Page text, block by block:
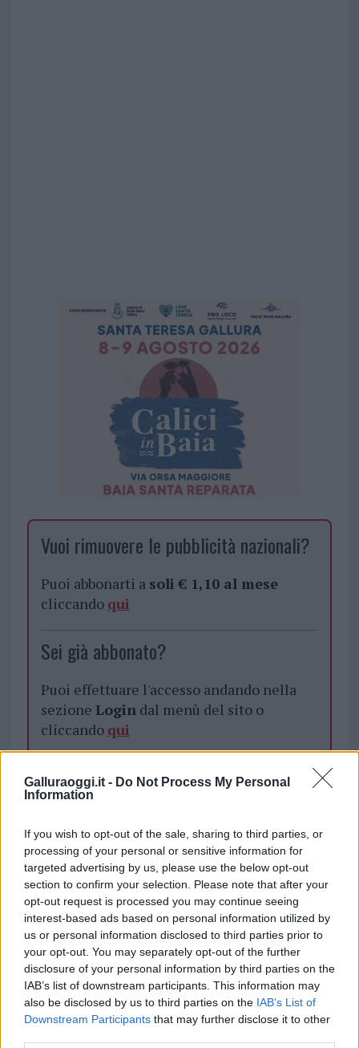
Galluraoggi.it - Do Not Process My Personal
Information
If you wish to opt-out of the sale, sharing to third parties, or
processing of your personal or sensitive information for
targeted advertising by us, please use the below opt-out
section to confirm your selection. Please note that after your
opt-out request is processed you may continue seeing
interest-based ads based on personal information utilized by
us or personal information disclosed to third parties prior to
your opt-out. You may separately opt-out of the further
disclosure of your personal information by third parties on the
IAB’s list of downstream participants. This information may
also be disclosed by us to third parties on the IAB’s List of
Downstream Participants that may further disclose it to other
Vuoi rimuovere le pubblicità nazionali?
Puoi abbonarti a soli € 1,10 al mese
cliccando qui
Sei già abbonato?
Puoi effettuare l'accesso andando nella
sezione Logindal menù del sito o
cliccando qui
TEMI: Invitas Olbia
Notizie in tempo reale?
Entra nel canale telegram di
GalluraOggi.it
Inviaci le tue segnalazioni,
i tuoi video e le tue foto
Su WhatsApp al numero +39
345 356 7512